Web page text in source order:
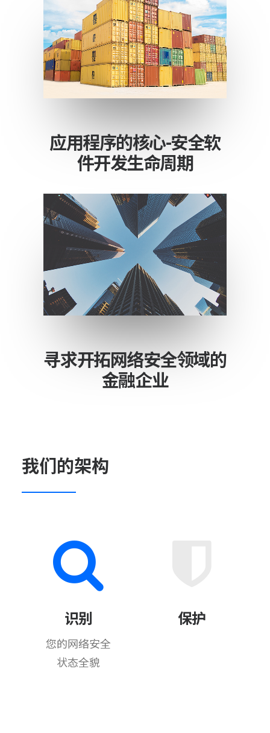
应用程序的核心-安全软
件开发生命周期
寻求开拓网络安全领域的
金融企业
我们的架构
识别
您的网络安全
状态全貌
保护